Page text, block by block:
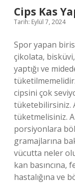
Cips Kas
Tarih: Eylül 7, 2024
Spor yapan
çikolata,
yaptığı ve
cipsini çok
tüketebilirsiniz.
tüketmelisiniz.
porsiyonlara
gramajlarına
vücutta neler
kan basıncına,
hastalığına ve